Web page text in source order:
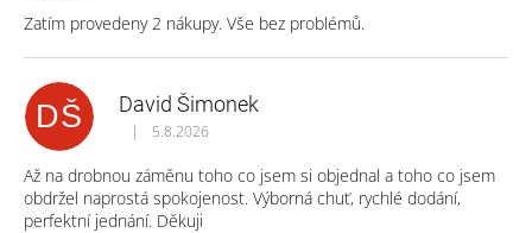
Zatím provedeny 2 nákupy. Vše bez problémů.
DŠ David Šimonek
Hodnocení obchodu je 5 z 5 hvězdiček.
| 5.8.2026
Až na drobnou záměnu toho co jsem si objednal a toho co jsem
obdržel naprostá spokojenost. Výborná chuť, rychlé dodání,
perfektní jednání. Děkuji